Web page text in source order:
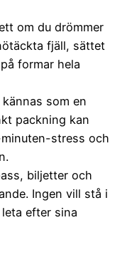
om du drömmer
fjäll, sättet
formar hela
som en
packning kan
stress och
biljetter och
Ingen vill stå i
efter sina